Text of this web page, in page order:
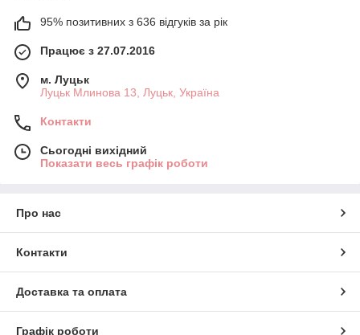
95% позитивних з 636 відгуків за рік
Працює з 27.07.2016
м. Луцьк
Луцьк Млинова 13, Луцьк, Україна
Контакти
Сьогодні вихідний
Показати весь графік роботи
Про нас
Контакти
Доставка та оплата
Графік роботи